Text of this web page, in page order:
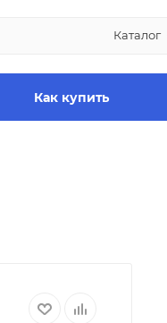
Каталог
Как купить